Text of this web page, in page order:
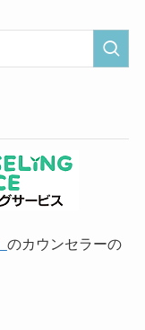
のカウンセラーの